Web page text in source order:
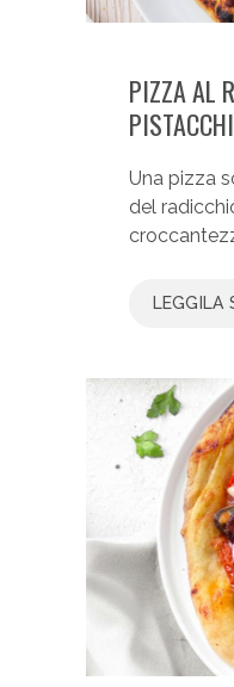
PIZZA AL
PISTACCHI
Una pizza
del
LEGGILA